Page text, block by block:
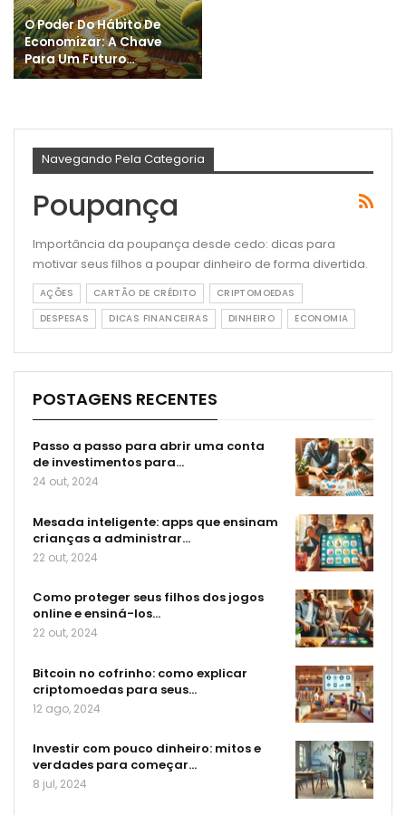
O Poder Do Hábito De
Economizar: A Chave
Para Um Futuro…
Navegando Pela Categoria
Poupança
Importância da poupança desde cedo: dicas para
motivar seus filhos a poupar dinheiro de forma divertida.
AÇÕES CARTÃO DE CRÉDITO
CRIPTOMOEDAS
DESPESAS
DICAS FINANCEIRAS DINHEIRO ECONOMIA
POSTAGENS RECENTES
Passo a passo para abrir uma conta
de investimentos para…
24 out, 2024
Mesada inteligente: apps que ensinam
crianças a administrar…
22 out, 2024
Como proteger seus filhos dos jogos
online e ensiná-los…
22 out, 2024
Bitcoin no cofrinho: como explicar
criptomoedas para seus…
12 ago, 2024
Investir com pouco dinheiro: mitos e
verdades para começar…
8 jul, 2024